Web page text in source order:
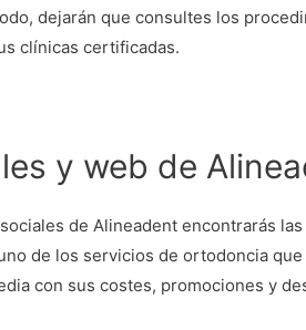
dejarán que consultes los
clínicas certificadas.
y web de
de Alineadent encontrarás
de los servicios de ortodoncia
con sus costes, promociones y